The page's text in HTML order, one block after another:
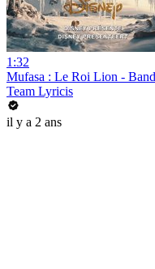
1:32
Mufasa : Le Roi Lion -
Team Lyricis
il y a 2 ans